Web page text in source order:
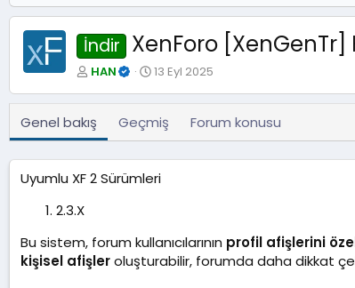
İndir XenForo [XenGenTr]
Y
a
r
HAN
O
ş
u
t
a
13 Eyl 2025
Genel bakış Geçmiş Forum konusu
Uyumlu XF 2 Sürümleri
2.3.X
Bu sistem, forum kullanıcılarının profil afişlerini
kişisel afişleroluşturabilir, forumda daha dikkat